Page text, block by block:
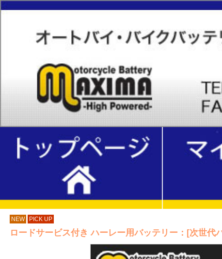
NEW PICK UP
ロードサービス付き ハーレー用バッテリー：[次世